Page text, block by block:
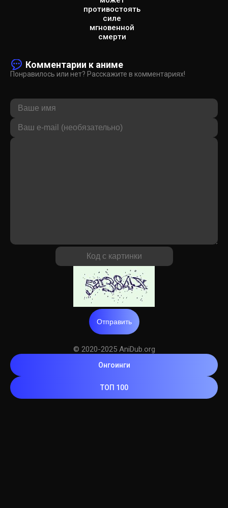
противостоять
силе
мгновенной
смерти
Комментарии к аниме
Понравилось или нет? Расскажите в комментариях!
Отправить
© 2020-2025 AniDub.org
Онгоинги
ТОП 100